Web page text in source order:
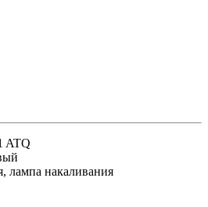
ATQ
лампа накаливания